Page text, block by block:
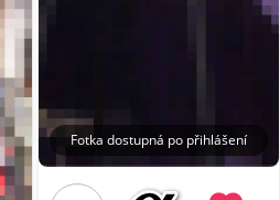
Fotka dostupná po přihlášení